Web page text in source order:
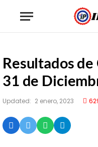
Resultados
31 de
Updated: 2 enero, 2023